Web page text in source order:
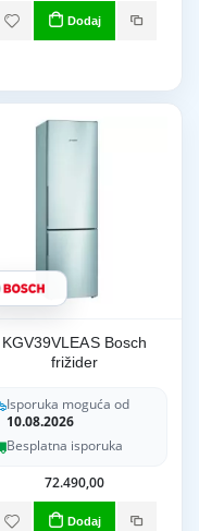
Dodaj
KGV39VLEAS Bosch
frižider
Isporuka moguća od
10.08.2026
Besplatna isporuka
72.490,00
Dodaj